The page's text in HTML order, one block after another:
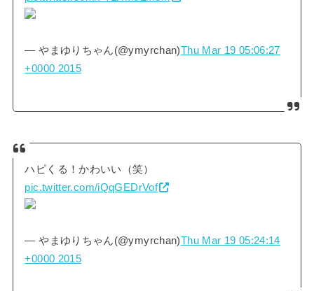
— やまゆりちゃん(@ymyrchan)Thu Mar 19 05:06:27
+0000 2015
ハピくる！かわいい（笑）
pic.twitter.com/iQqGEDrVof
— やまゆりちゃん(@ymyrchan)Thu Mar 19 05:24:14
+0000 2015